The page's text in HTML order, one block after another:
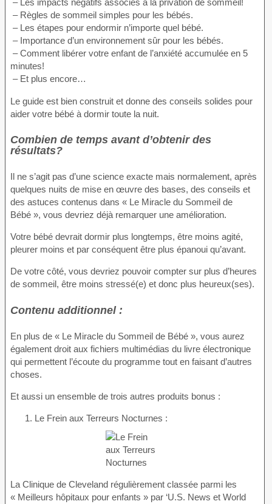
– Les impacts négatifs associés à la privation de sommeil!
– Règles de sommeil simples pour les bébés.
– Les étapes pour endormir n’importe quel bébé.
– Importance d’un environnement sûr pour les bébés.
– Comment libérer votre enfant de l’anxiété accumulée en 5
minutes!
– Et plus encore…
Le guide est bien construit et donne des conseils solides pour
aider votre bébé à dormir toute la nuit.
Combien de temps avant d’obtenir des
résultats?
Il ne s’agit pas d’une science exacte mais normalement, après
quelques nuits de mise en œuvre des bases, des conseils et
des astuces contenus dans « Le Miracle du Sommeil de
Bébé », vous devriez déjà remarquer une amélioration.
Votre bébé devrait dormir plus longtemps, être moins agité,
pleurer moins et par conséquent être plus épanoui qu’avant.
De votre côté, vous devriez pouvoir compter sur plus d’heures
de sommeil, être moins stressé(e) et donc plus heureux(ses).
Contenu additionnel :
En plus de « Le Miracle du Sommeil de Bébé », vous aurez
également droit aux fichiers multimédias du livre électronique
qui permettent l’écoute du programme tout en faisant d’autres
choses.
Et aussi un ensemble de trois autres produits bonus :
1. Le Frein aux Terreurs Nocturnes :
La Clinique de Cleveland régulièrement classée parmi les
« Meilleurs hôpitaux pour enfants » par ‘U.S. News et World